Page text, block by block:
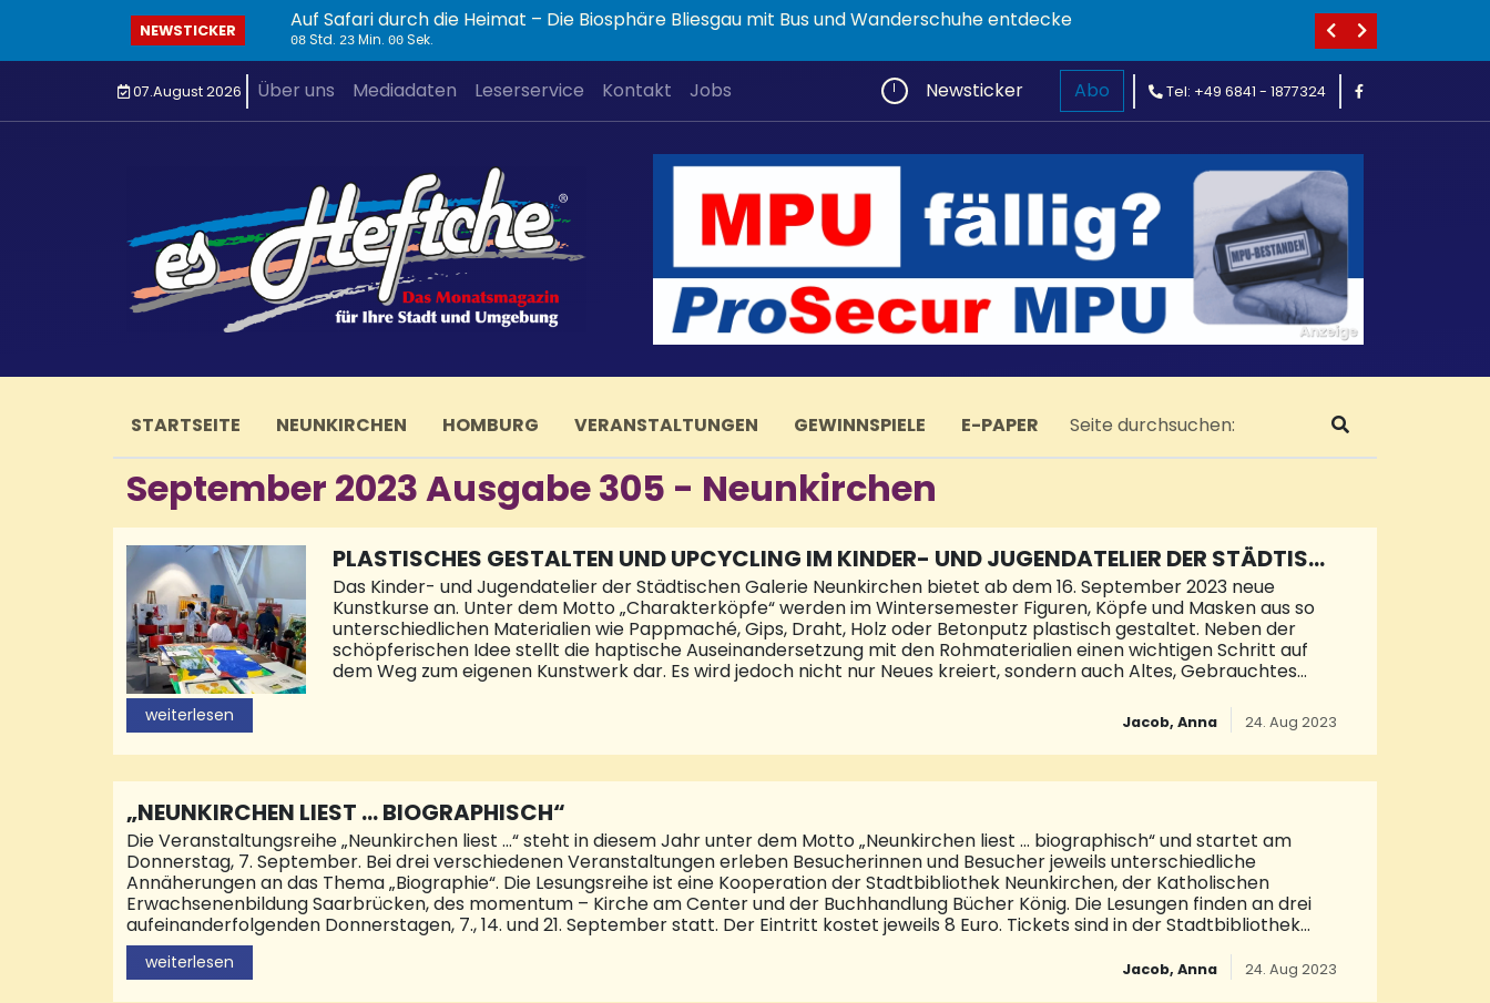
NEWSTICKER Auf Safari durch die Heimat – Die Biosphäre Bliesgau mit Bus und Wanderschuhe entdecke
08 Std. 23 Min. 01 Sek.
07.August 2026 Über uns Mediadaten Leserservice Kontakt Jobs Newsticker Abo Tel: +49 6841 - 1877324
STARTSEITE NEUNKIRCHEN HOMBURG VERANSTALTUNGEN GEWINNSPIELE E-PAPER
September 2023 Ausgabe 305 - Neunkirchen
PLASTISCHES GESTALTEN UND UPCYCLING IM KINDER- UND JUGENDATELIER DER STÄDTISC
HEN GALERIE NEUNKIRCHEN UND TAG DER OFFENEN TÜR
Das Kinder- und Jugendatelier der Städtischen Galerie Neunkirchen bietet ab dem 16. September 2023 neue
Kunstkurse an. Unter dem Motto „Charakterköpfe“ werden im Wintersemester Figuren, Köpfe und Masken aus so
unterschiedlichen Materialien wie Pappmaché, Gips, Draht, Holz oder Betonputz plastisch gestaltet. Neben der
schöpferischen Idee stellt die haptische Auseinandersetzung mit den Rohmaterialien einen wichtigen Schritt auf
dem Weg zum eigenen Kunstwerk dar. Es wird jedoch nicht nur Neues kreiert, sondern auch Altes, Gebrauchtes
Stephanie Laub und der Innenarchitektin Ulrike Goethe geleitet. Die Kunstkurse finden einmal im Monat jeweils
samstags statt. Die Gebühr für sechs Termine inkl. Material beträgt 49,- €. Für Geschwister wird ein Rabatt von 10
% für jedes Kind gewährt. Alle Informationen sowie das Formular zur Anmeldung sind auf der Website der
Städtischen Galerie Neunkirchen,
weiterlesen Jacob, Anna 24. Aug 2023
„NEUNKIRCHEN LIEST … BIOGRAPHISCH“
Die Veranstaltungsreihe „Neunkirchen liest …“ steht in diesem Jahr unter dem Motto „Neunkirchen liest … biographisch“ und startet am
Donnerstag, 7. September. Bei drei verschiedenen Veranstaltungen erleben Besucherinnen und Besucher jeweils unterschiedliche
Annäherungen an das Thema „Biographie“. Die Lesungsreihe ist eine Kooperation der Stadtbibliothek Neunkirchen, der Katholischen
Erwachsenenbildung Saarbrücken, des momentum – Kirche am Center und der Buchhandlung Bücher König. Die Lesungen finden an drei
aufeinanderfolgenden Donnerstagen, 7., 14. und 21. September statt. Der Eintritt kostet jeweils 8 Euro. Tickets sind in der Stadtbibliothek
Neunkirchen, im Momentum, bei Bücher König und an der Abendkasse erhältlich. In diesem Jahr wird die Reihe eröffnet von der
Stadtbibliothek Neunkirchen. Dort liest am Donnerstag, 7. September, 19 Uhr, die Münchner Autorin Julie Heiland aus ihrer 2021
erschienenen Romanbiografie „Diana – Königin der Herzen“. Mit viel Recherche im Vorfeld und ihre
weiterlesen Jacob, Anna 24. Aug 2023